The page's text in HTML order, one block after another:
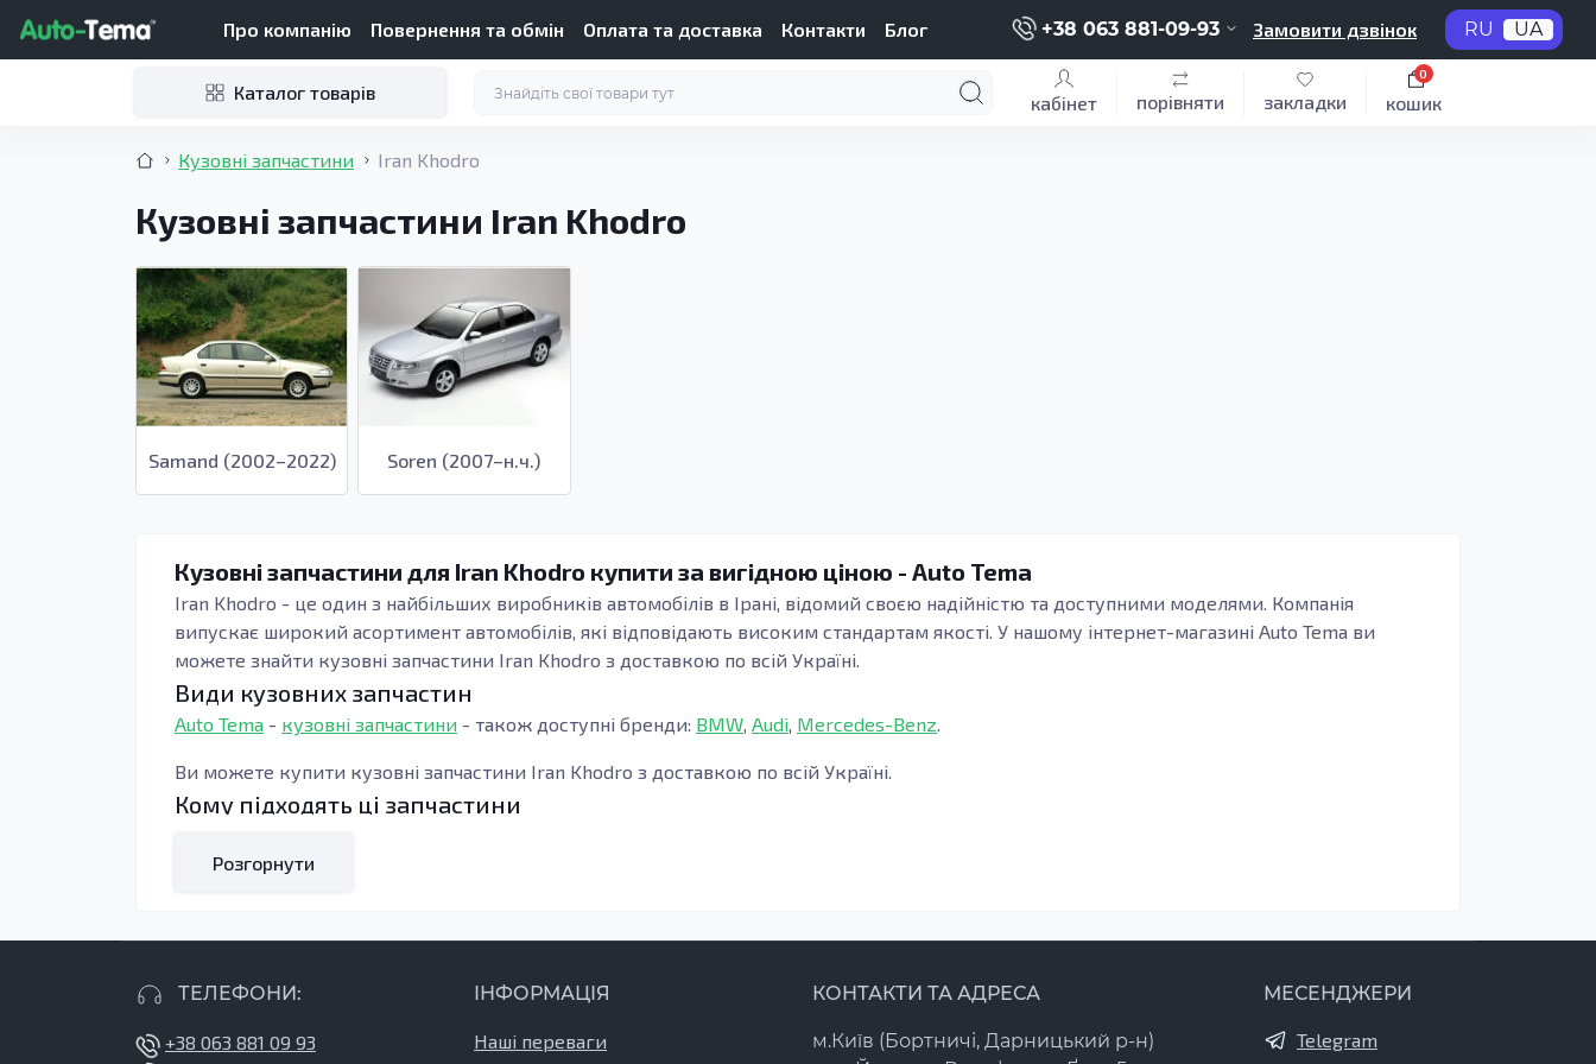
Про компанію Повернення та обмін Оплата та доставка Контакти Блог +38 063 881-09-93 Замовити дзвінок RU UA
Каталог товарів кабінет порівняти закладки кошик
0
Кузовні запчастини Iran Khodro
Кузовні запчастини Iran Khodro
Samand (2002–2022) Soren (2007–н.ч.)
Кузовні запчастини для Iran Khodro купити за вигідною ціною - Auto Tema
Iran Khodro - це один з найбільших виробників автомобілів в Ірані, відомий своєю надійністю та доступними моделями. Компанія
випускає широкий асортимент автомобілів, які відповідають високим стандартам якості. У нашому інтернет-магазині Auto Tema ви
можете знайти кузовні запчастини Iran Khodro з доставкою по всій Україні.
Види кузовних запчастин
Auto Tema - кузовні запчастини - також доступні бренди: BMW Audi Mercedes-Benz
Ви можете купити кузовні запчастини Iran Khodro з доставкою по всій Україні.
Кому підходять ці запчастини
Розгорнути
ТЕЛЕФОНИ:
+38 063 881 09 93
ІНФОРМАЦІЯ
Наші переваги
КОНТАКТИ ТА АДРЕСА
м.Київ (Бортничі, Дарницький р-н)
МЕСЕНДЖЕРИ
Telegram